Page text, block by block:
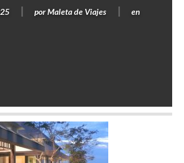
porMaleta de Viajes en